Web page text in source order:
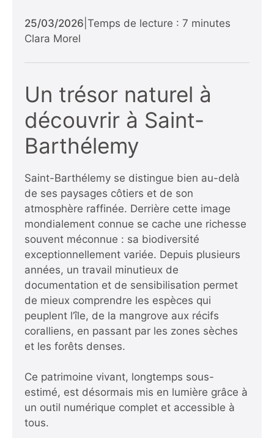
25/03/2026 Temps de lecture : 7 minutes
Clara Morel
Un trésor naturel à
découvrir à Saint-
Barthélemy
Saint-Barthélemy se distingue bien au-delà
de ses paysages côtiers et de son
atmosphère raffinée. Derrière cette image
mondialement connue se cache une richesse
souvent méconnue : sa biodiversité
exceptionnellement variée. Depuis plusieurs
années, un travail minutieux de
documentation et de sensibilisation permet
de mieux comprendre les espèces qui
peuplent l’île, de la mangrove aux récifs
coralliens, en passant par les zones sèches
et les forêts denses.
Ce patrimoine vivant, longtemps sous-
estimé, est désormais mis en lumière grâce à
un outil numérique complet et accessible à
tous.